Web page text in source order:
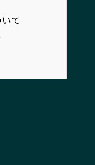
駆者
百選大全集
て